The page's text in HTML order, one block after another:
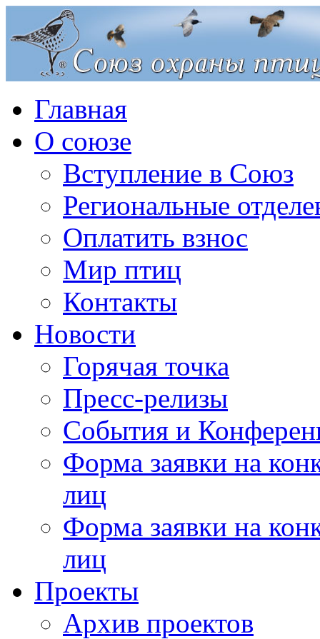
Главная
О союзе
Вступление в Союз
Региональные
Оплатить взнос
Мир птиц
Контакты
Новости
Горячая точка
Пресс-релизы
События и
Форма заявки на
лиц
Форма заявки на
лиц
Проекты
Архив проектов